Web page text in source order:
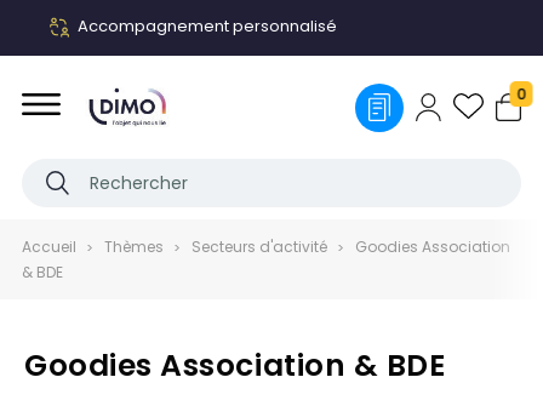
Accompagnement personnalisé
0
Accueil Thèmes Secteurs d'activité
Goodies Association
& BDE
Goodies Association & BDE